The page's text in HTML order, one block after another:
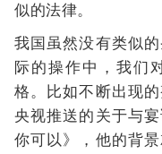
似的法律。
我国虽然没有类似
际的操作中，我们
格。比如不断出现
央视推送的关于与
你可以》，他的背